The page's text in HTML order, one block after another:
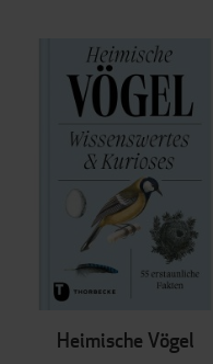
Heimische Vögel